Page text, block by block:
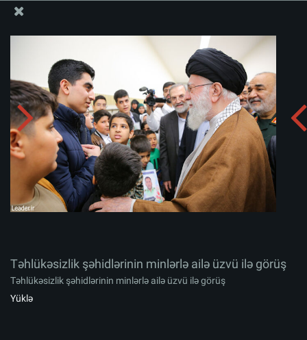
Təhlükəsizlik şəhidlərinin minlərlə ailə üzvü ilə görüş
Albomu yüklə: zip
Təhlükəsizlik şəhidlərinin minlərlə ailə üzvü ilə görüş
Təhlükəsizlik şəhidlərinin minlərlə ailə üzvü ilə görüş
Yüklə